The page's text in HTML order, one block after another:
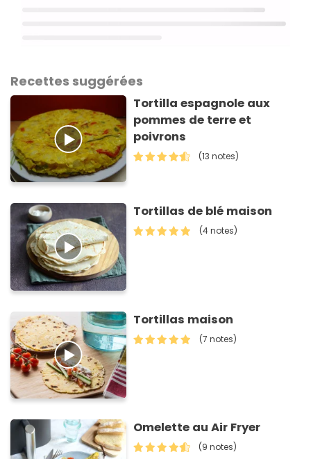
Recettes suggérées
Tortilla espagnole aux
pommes de terre et
poivrons
(13 notes)
Tortillas de blé maison
(4 notes)
Tortillas maison
(7 notes)
Omelette au Air Fryer
(9 notes)